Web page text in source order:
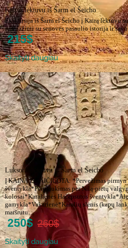
Kairas lėktuvu iš Šarm el Šeicho
Ekskursija iš Šarm el Šeicho į Kairą lėktuvu
susipažinti su senovės pasaulio istorija ir
215$
Skaityti daugiau
Luksoras lėktuvu iš Šarm el Šeicho
Į KAINĄ ĮSKAIČIUOTA: *Pervežimas
šventykla*Perplaukimas per Nilą-pietų
kolosai*Karalienės Hačepsutos
gamykla*Vakarienė*Karalių slėnis (kapų
maršrutu…
250$ 260$
Skaityti daugiau